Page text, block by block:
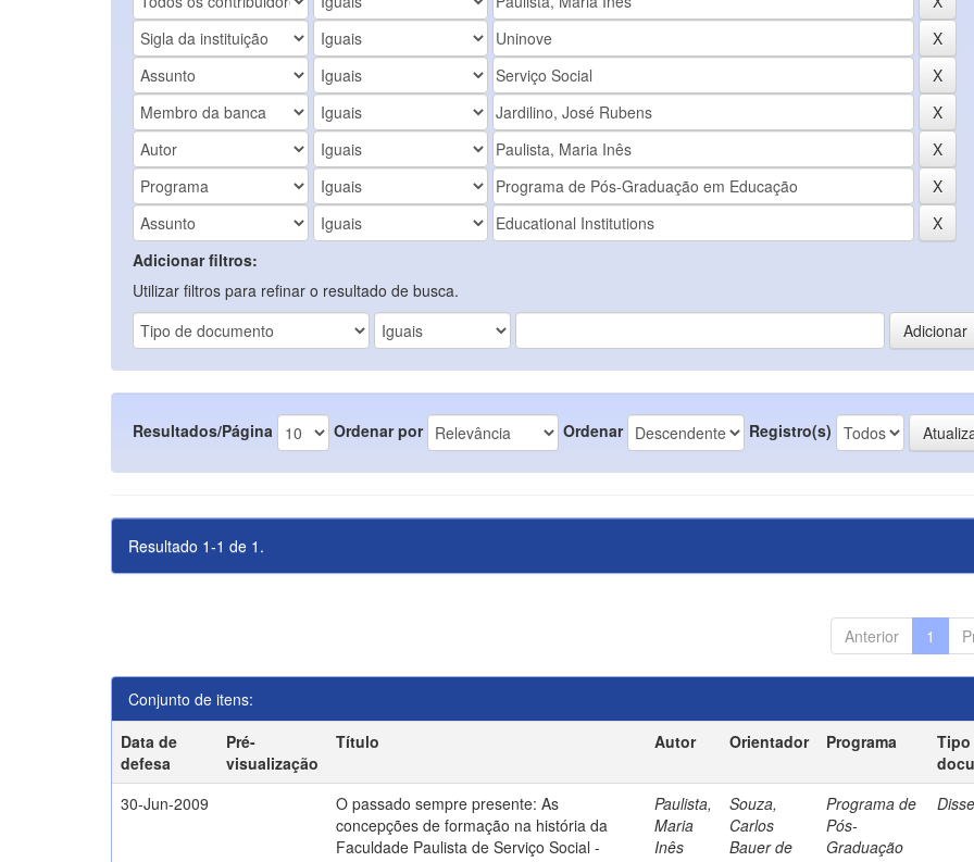
Adicionar filtros:
Utilizar filtros para refinar o resultado de busca.
Resultados/Página Ordenar por Ordenar Registro(s)
Resultado 1-1 de 1.
Anterior 1
Conjunto de itens:
Data de
defesa
Pré-
visualização
Título Autor Orientador Programa
Tipo
30-Jun-2009
O passado sempre presente: As
concepções de formação na história da
Faculdade Paulista de Serviço Social -
Paulista,
Maria
Inês
Souza,
Carlos
Bauer de
Programa de
Pós-
Graduação